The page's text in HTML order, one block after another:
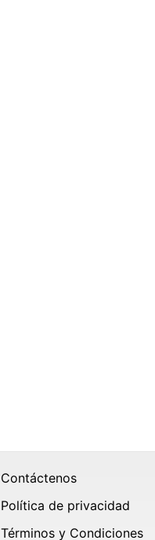
Contáctenos
Política de privacidad
Términos y Condiciones